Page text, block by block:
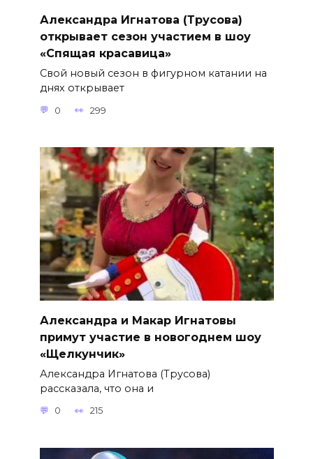
Александра Игнатова (Трусова)
открывает сезон участием в шоу
«Спящая красавица»
Свой новый сезон в фигурном катании на
днях открывает
0 299
Александра и Макар Игнатовы
примут участие в новогоднем шоу
«Щелкунчик»
Александра Игнатова (Трусова)
рассказала, что она и
0 215